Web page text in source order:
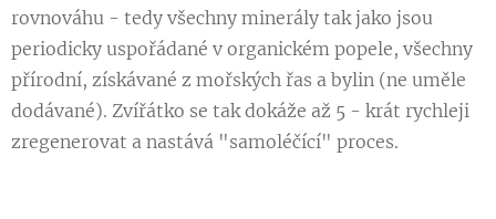
rovnováhu - tedy všechny minerály tak jako jsou
periodicky uspořádané v organickém popele, všechny
přírodní, získávané z mořských řas a bylin (ne uměle
dodávané). Zvířátko se tak dokáže až 5 - krát rychleji
zregenerovat a nastává "samoléčící" proces.